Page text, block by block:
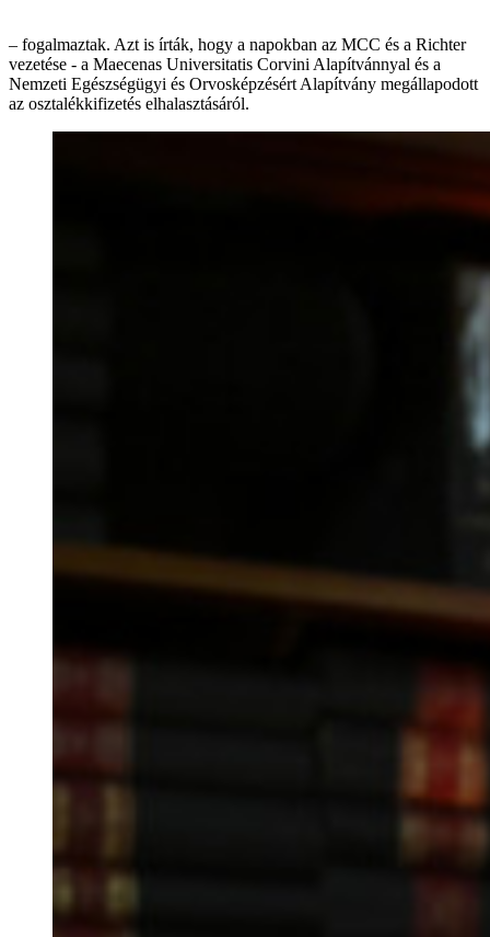
– fogalmaztak. Azt is írták, hogy a napokban az MCC és a Richter
vezetése - a Maecenas Universitatis Corvini Alapítvánnyal és a
Nemzeti Egészségügyi és Orvosképzésért Alapítvány megállapodott
az osztalékkifizetés elhalasztásáról.